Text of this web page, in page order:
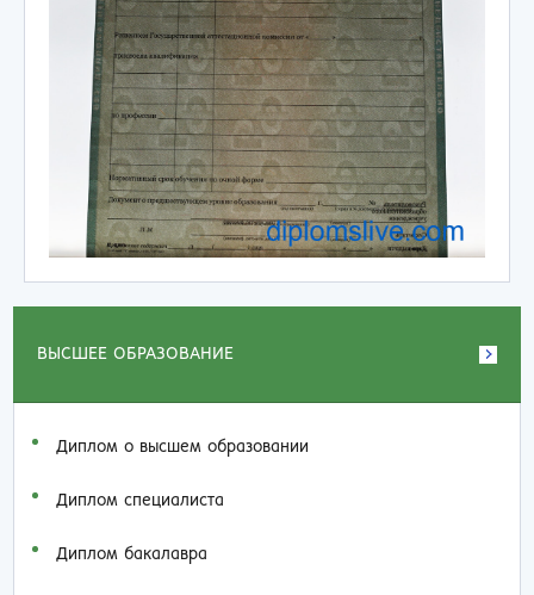
ВЫСШЕЕ ОБРАЗОВАНИЕ
Диплом о высшем образовании
Диплом специалиста
Диплом бакалавра